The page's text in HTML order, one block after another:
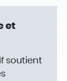
et
soutient